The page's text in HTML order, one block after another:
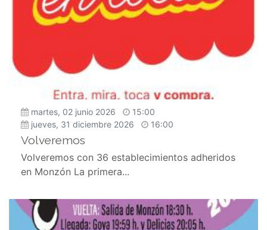
martes, 02 junio 2026
15:00
jueves, 31 diciembre 2026
16:00
Volveremos
Volveremos con 36 establecimientos adheridos
en Monzón La primera...